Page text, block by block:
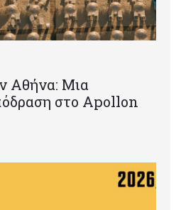
Αθήνα: Μια
στο Apollon